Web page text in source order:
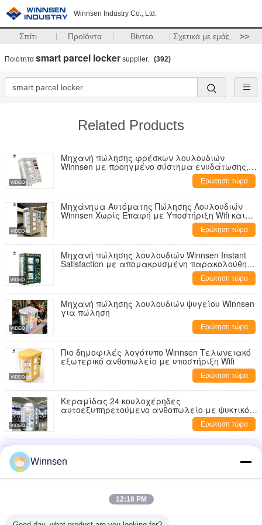
Winnsen Industry Co., Ltd.
Σπίτι Προϊόντα Βίντεο Σχετικά με εμάς >>
Ποιότητα smart parcel locker supplier. (392)
Related Products
Μηχανή πώλησης φρέσκων λουλουδιών
Winnsen με προηγμένο σύστημα ενυδάτωσης,
χωρητικότητα 24 μπουκέτων και οθόνη αφής
Ερώτηση τώρα
Μηχάνημα Αυτόματης Πώλησης Λουλουδιών
Winnsen Χωρίς Επαφή με Υποστήριξη Wifi και
Προσαρμοσμένη Επωνυμία για ΕύκοληΕρώτηση τώρα
Μηχανή πώλησης λουλουδιών Winnsen Instant
Satisfaction με απομακρυσμένη παρακολούθηση
Ερώτηση τώρα
Μηχανή πώλησης λουλουδιών ψυγείου Winnsen
για πώληση
Ερώτηση τώρα
Πιο δημοφιλές λογότυπο Winnsen Τελωνειακό
εξωτερικό ανθοπωλείο με υποστήριξη Wifi
Ερώτηση τώρα
Κεραμίδας 24 κουλοχέρηδες
αυτοεξυπηρετούμενο ανθοπωλείο με ψυκτικό
σύστημα και προσαρμοσμένο λογότυποΕρώτηση τώρα
και σύστημα ψύξης για εξωτερική χρήση
Κουτάβι λουλουδιών Winnsen 10 θυρών με ψύξη
και ενσωμάτωση API
Winnsen
12:18 PM